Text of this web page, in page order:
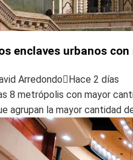
enclaves urbanos
Arredondo
Hace 2 días
8 metrópolis con mayor
agrupan la mayor cantidad